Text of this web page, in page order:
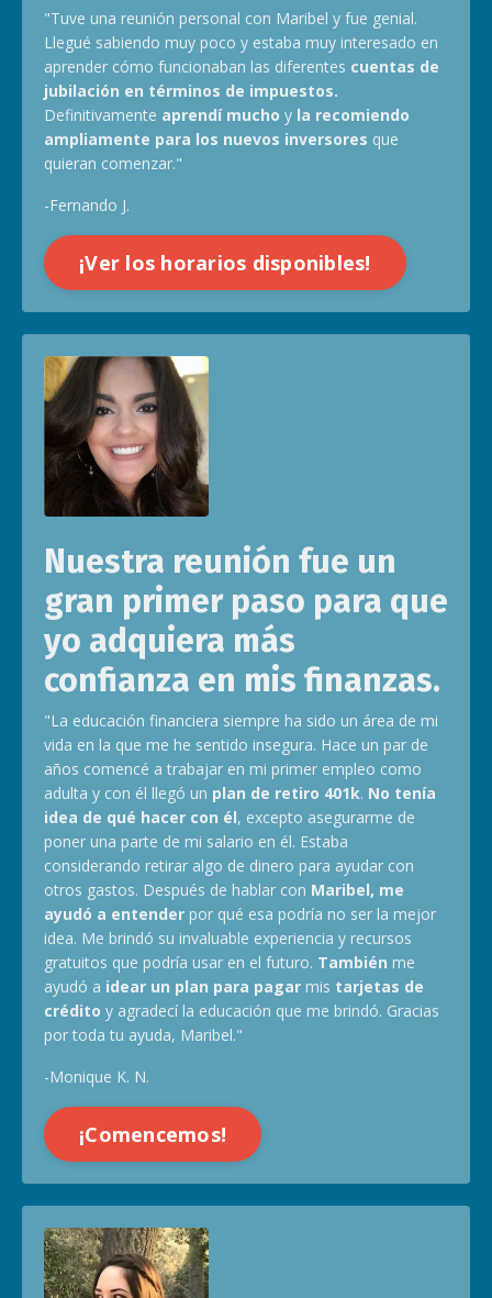
"Tuve una reunión personal con Maribel y fue genial.
Llegué sabiendo muy poco y estaba muy interesado en
aprender cómo funcionaban las diferentes cuentas de
jubilación en términos de impuestos.
Definitivamente aprendí mucho y la recomiendo
ampliamente para los nuevos inversores que
quieran comenzar."
-Fernando J.
¡Ver los horarios disponibles!
Nuestra reunión fue un
gran primer paso para que
yo adquiera más
confianza en mis finanzas.
"La educación financiera siempre ha sido un área de mi
vida en la que me he sentido insegura. Hace un par de
años comencé a trabajar en mi primer empleo como
adulta y con él llegó un plan de retiro 401k. No tenía
idea de qué hacer con él, excepto asegurarme de
poner una parte de mi salario en él. Estaba
considerando retirar algo de dinero para ayudar con
otros gastos. Después de hablar con Maribel, me
ayudó a entender por qué esa podría no ser la mejor
idea. Me brindó su invaluable experiencia y recursos
gratuitos que podría usar en el futuro. También me
ayudó a idear un plan para pagar mis tarjetas de
crédito y agradecí la educación que me brindó. Gracias
por toda tu ayuda, Maribel."
-Monique K. N.
¡Comencemos!